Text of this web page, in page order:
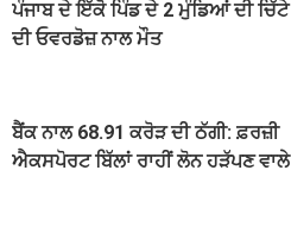
ਪੰਜਾਬ ਦੇ ਇੱਕੋ ਪਿੰਡ ਦੇ 2 ਮੁੰਡਿਆਂ ਦੀ ਚਿੱਟੇ
ਦੀ ਓਵਰਡੋਜ਼ ਨਾਲ ਮੌਤ
ਬੈਂਕ ਨਾਲ 68.91 ਕਰੋੜ ਦੀ ਠੱਗੀ: ਫ਼ਰਜ਼ੀ
ਐਕਸਪੋਰਟ ਬਿੱਲਾਂ ਰਾਹੀਂ ਲੋਨ ਹੜੱਪਣ ਵਾਲੇ